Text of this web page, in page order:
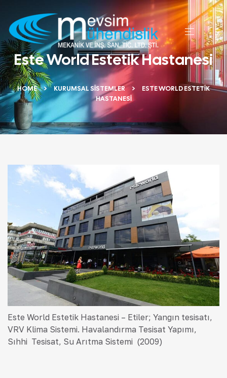
Este World Estetik Hastanesi
HOME KURUMSAL SISTEMLER
ESTE WORLD ESTETIK
HASTANESI
Este World Estetik Hastanesi – Etiler; Yangın tesisatı,
VRV Klima Sistemi. Havalandırma Tesisat Yapımı,
Sıhhi Tesisat, Su Arıtma Sistemi (2009)